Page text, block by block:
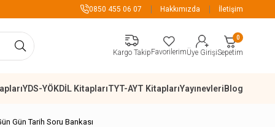
899 TL Üzeri Alışverişlerde Kargo
0850 455 06 07 Hakkımızda İletişim
Kargo TakipFavorilerimÜye GirişiSepetim
0
YDS-YÖKDİL KitaplarıTYT-AYT KitaplarıYayınevleriBlog
Gün Tarih Soru Bankası